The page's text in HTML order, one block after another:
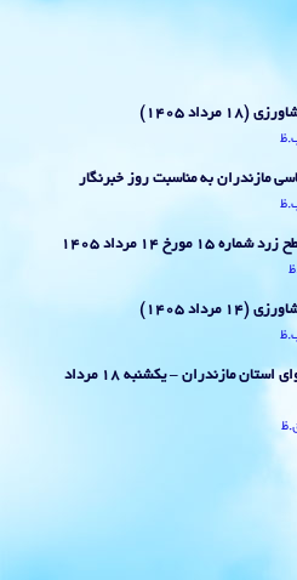
۱۴۰۵)
مازندران به مناسبت روز خبرنگار
14 مرداد 1405
۱۴۰۵)
پیش بینی 7 روزه وضع هوای استان مازندران – یکشنبه 18 مرداد